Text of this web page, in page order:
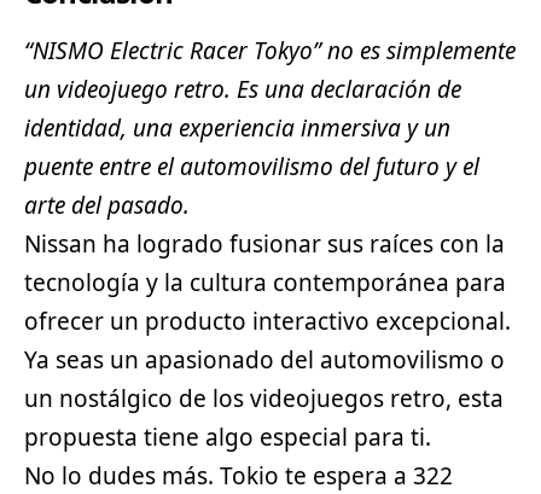
“NISMO Electric Racer Tokyo” no es simplemente
un videojuego retro. Es una declaración de
identidad, una experiencia inmersiva y un
puente entre el automovilismo del futuro y el
arte del pasado.
Nissan ha logrado fusionar sus raíces con la
tecnología y la cultura contemporánea para
ofrecer un producto interactivo excepcional.
Ya seas un apasionado del automovilismo o
un nostálgico de los videojuegos retro, esta
propuesta tiene algo especial para ti.
No lo dudes más. Tokio te espera a 322